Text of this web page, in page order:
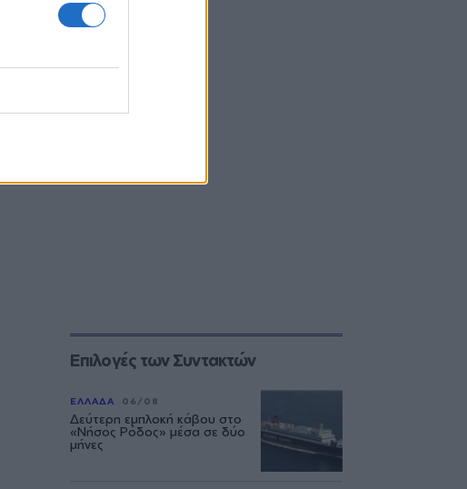
Επιλογές των Συντακτών
ΕΛΛΑΔΑ 06/08
Δεύτερη εμπλοκή κάβου στο
«Νήσος Ρόδος» μέσα σε δύο
μήνες